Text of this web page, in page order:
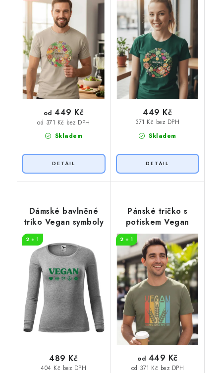
Skladem
od 371 Kč bez DPH
od 449 Kč
Skladem
371 Kč bez DPH
449 Kč
Dámské bavlněné
triko Vegan symboly
2 + 1
404 Kč bez DPH
489 Kč
Pánské tričko s
potiskem Vegan
2 + 1
od 371 Kč bez DPH
od 449 Kč